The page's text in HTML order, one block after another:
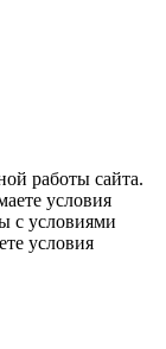
работы сайта.
условия
с условиями
условия